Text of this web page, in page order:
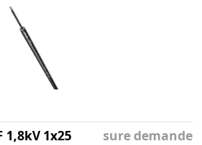
1,8kV 1x25
sure demande